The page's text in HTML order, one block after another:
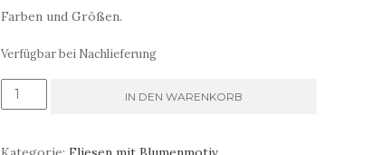
Farben und Größen.
Verfügbar bei Nachlieferung
Keramikdekor
IN DEN WARENKORB